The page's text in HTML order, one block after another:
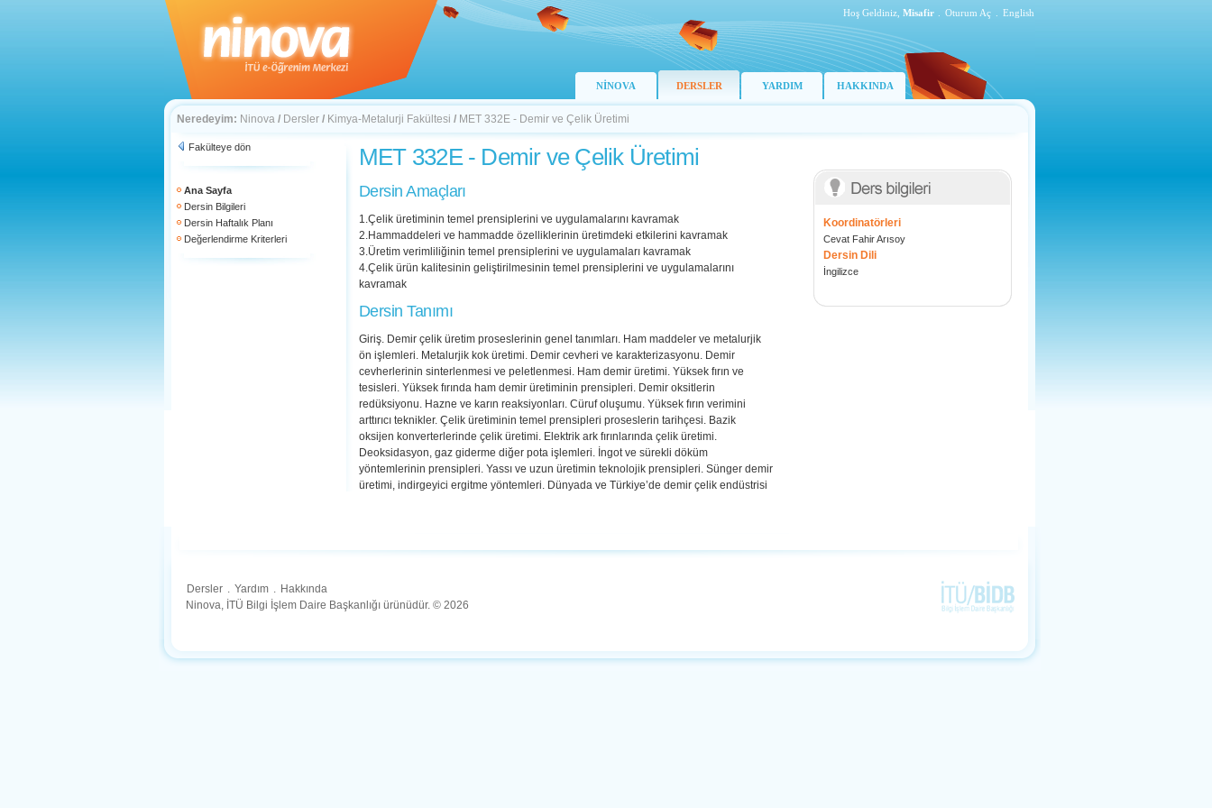
Hoş Geldiniz, Misafir Oturum Aç English
NİNOVA DERSLER YARDIM HAKKINDA
Neredeyim: Ninova / Dersler / Kimya-Metalurji Fakültesi / MET 332E - Demir ve Çelik Üretimi
Fakülteye dön
Ana Sayfa
Dersin Bilgileri
Dersin Haftalık Planı
Değerlendirme Kriterleri
MET 332E - Demir ve Çelik Üretimi
Dersin Amaçları
1.Çelik üretiminin temel prensiplerini ve uygulamalarını kavramak
2.Hammaddeleri ve hammadde özelliklerinin üretimdeki etkilerini kavramak
3.Üretim verimliliğinin temel prensiplerini ve uygulamaları kavramak
4.Çelik ürün kalitesinin geliştirilmesinin temel prensiplerini ve uygulamalarını
kavramak
Dersin Tanımı
Giriş. Demir çelik üretim proseslerinin genel tanımları. Ham maddeler ve metalurjik
ön işlemleri. Metalurjik kok üretimi. Demir cevheri ve karakterizasyonu. Demir
cevherlerinin sinterlenmesi ve peletlenmesi. Ham demir üretimi. Yüksek fırın ve
tesisleri. Yüksek fırında ham demir üretiminin prensipleri. Demir oksitlerin
redüksiyonu. Hazne ve karın reaksiyonları. Cüruf oluşumu. Yüksek fırın verimini
arttırıcı teknikler. Çelik üretiminin temel prensipleri proseslerin tarihçesi. Bazik
oksijen konverterlerinde çelik üretimi. Elektrik ark fırınlarında çelik üretimi.
Deoksidasyon, gaz giderme diğer pota işlemleri. İngot ve sürekli döküm
yöntemlerinin prensipleri. Yassı ve uzun üretimin teknolojik prensipleri. Sünger demir
üretimi, indirgeyici ergitme yöntemleri. Dünyada ve Türkiye’de demir çelik endüstrisi
Koordinatörleri
Cevat Fahir Arısoy
Dersin Dili
İngilizce
Dersler . Yardım . Hakkında
Ninova, İTÜ Bilgi İşlem Daire Başkanlığı ürünüdür. © 2026